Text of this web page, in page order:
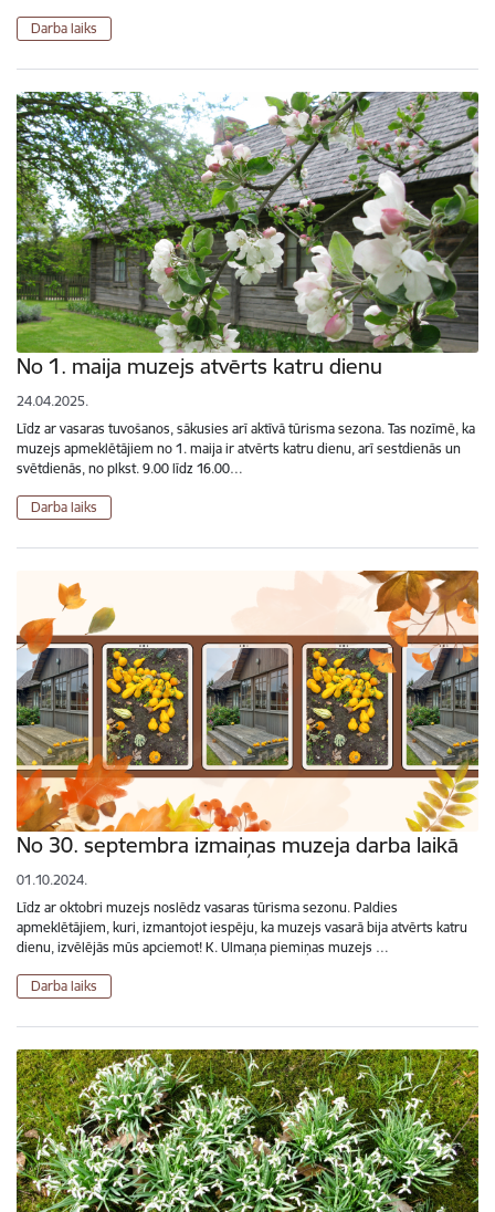
Darba laiks
No 1. maija muzejs atvērts katru dienu
24.04.2025.
Līdz ar vasaras tuvošanos, sākusies arī aktīvā tūrisma sezona. Tas nozīmē, ka
muzejs apmeklētājiem no 1. maija ir atvērts katru dienu, arī sestdienās un
svētdienās, no plkst. 9.00 līdz 16.00…
Darba laiks
No 30. septembra izmaiņas muzeja darba laikā
01.10.2024.
Līdz ar oktobri muzejs noslēdz vasaras tūrisma sezonu. Paldies
apmeklētājiem, kuri, izmantojot iespēju, ka muzejs vasarā bija atvērts katru
dienu, izvēlējās mūs apciemot! K. Ulmaņa piemiņas muzejs …
Darba laiks